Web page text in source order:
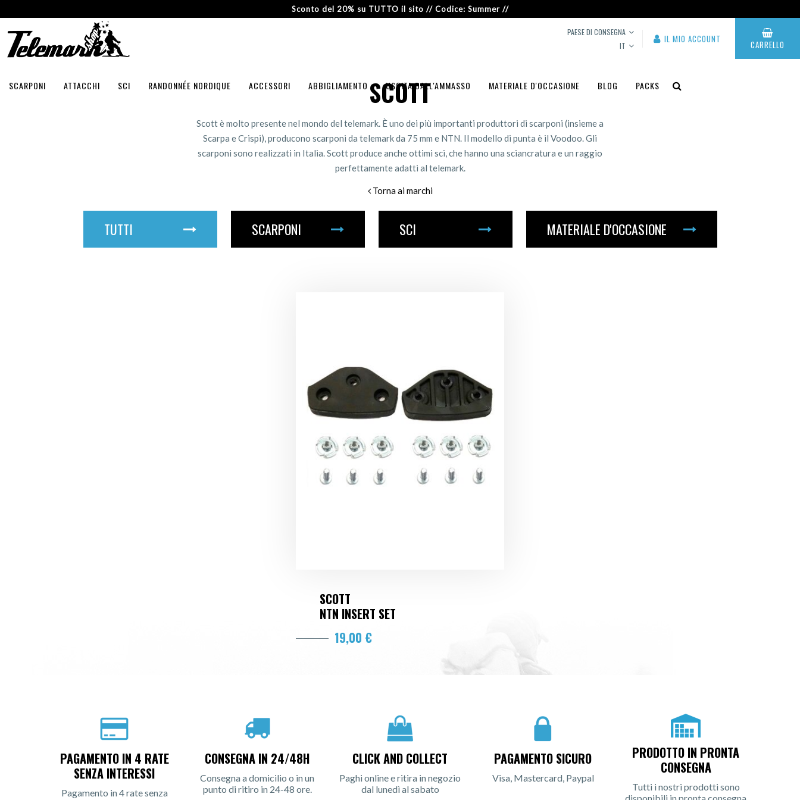
Sconto del 20% su TUTTO il sito // Codice: Summer //
SCARPONI ATTACCHI SCI RANDONNÉE NORDIQUE ACCESSORI ABBIGLIAMENTO USCITA DALL'AMMASSO MATERIALE D'OCCASIONE BLOG PACKS
PAESE DI CONSEGNA
IT
IL MIO ACCOUNT CARRELLO
SCOTT
Scott è molto presente nel mondo del telemark. È uno dei più importanti produttori di scarponi (insieme a
Scarpa e Crispi), producono scarponi da telemark da 75 mm e NTN. Il modello di punta è il Voodoo. Gli
scarponi sono realizzati in Italia. Scott produce anche ottimi sci, che hanno una sciancratura e un raggio
perfettamente adatti al telemark.
Torna ai marchi
TUTTI SCARPONI SCI MATERIALE D'OCCASIONE
SCOTT
NTN INSERT SET
19,00 €
PAGAMENTO IN 4 RATE
SENZA INTERESSI
Pagamento in 4 rate senza
CONSEGNA IN 24/48H
Consegna a domicilio o in un
punto di ritiro in 24-48 ore.
CLICK AND COLLECT
Paghi online e ritira in negozio
dal lunedì al sabato
PAGAMENTO SICURO
Visa, Mastercard, Paypal
PRODOTTO IN PRONTA
CONSEGNA
Tutti i nostri prodotti sono
disponibili in pronta consegna